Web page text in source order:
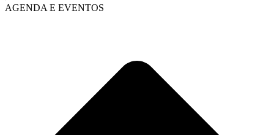
AGENDA E EVENTOS